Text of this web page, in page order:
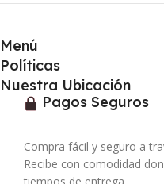
Menú
Políticas
Nuestra Ubicación
Pagos Seguros
Compra fácil y seguro a
Recibe con comodidad